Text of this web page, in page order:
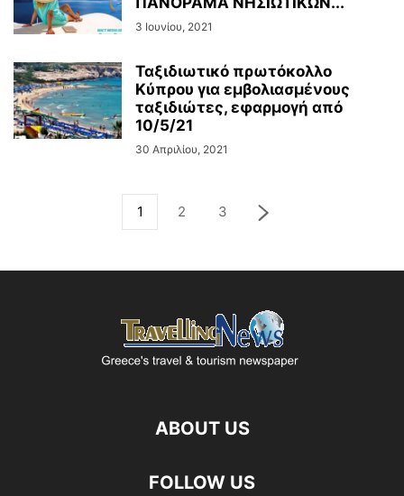
3 Ιουνίου, 2021
Ταξιδιωτικό πρωτόκολλο
Κύπρου για εμβολιασμένους
ταξιδιώτες, εφαρμογή από
10/5/21
30 Απριλίου, 2021
1 2 3
ABOUT US
FOLLOW US